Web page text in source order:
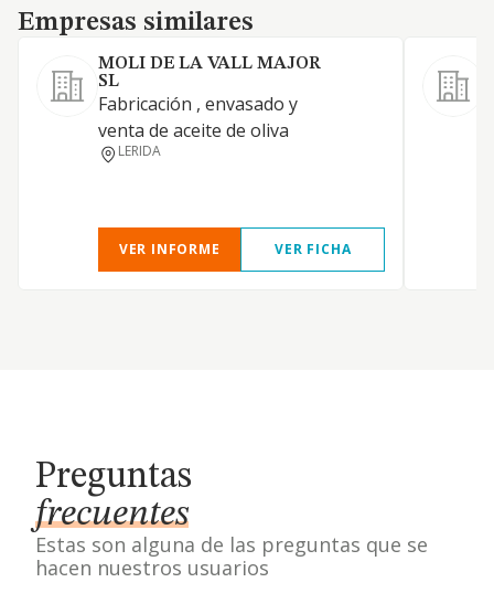
Empresas similares
Empresas similares
MOLI DE LA VALL MAJOR
SL
Fabricación , envasado y
venta de aceite de oliva
LERIDA
VER INFORME VER FICHA
Preguntas
frecuentes
Estas son alguna de las preguntas que se
hacen nuestros usuarios